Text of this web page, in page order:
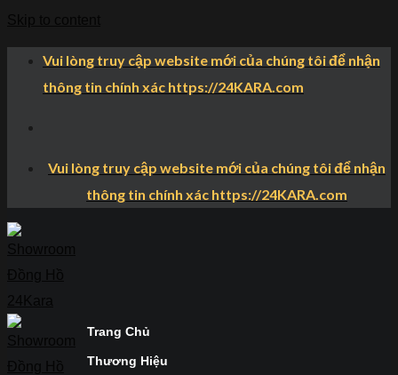
Vui lòng truy cập website mới của chúng tôi để nhận
thông tin chính xác https://24KARA.com
Vui lòng truy cập website mới của chúng tôi để nhận
thông tin chính xác https://24KARA.com
Trang Chủ
Thương Hiệu